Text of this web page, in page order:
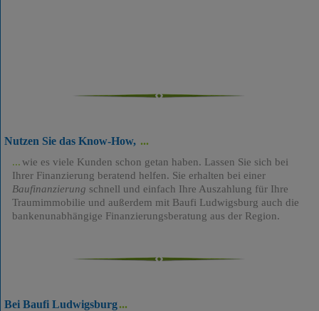
Nutzen Sie das Know-How,
wie es viele Kunden schon getan haben. Lassen Sie sich bei
Ihrer Finanzierung beratend helfen. Sie erhalten bei einer
Baufinanzierung schnell und einfach Ihre Auszahlung für Ihre
Traumimmobilie und außerdem mit Baufi Ludwigsburg auch die
bankenunabhängige Finanzierungsberatung aus der Region.
Bei Baufi Ludwigsburg